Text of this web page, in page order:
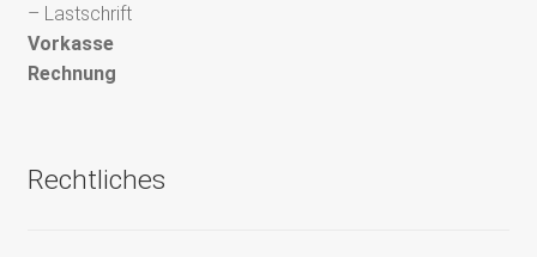
– Lastschrift
Vorkasse
Rechnung
Rechtliches